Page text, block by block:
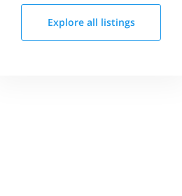
Explore all listings